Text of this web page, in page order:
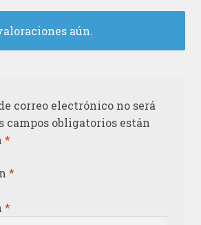
aún.
correo electrónico no será
campos obligatorios están
*
*
*